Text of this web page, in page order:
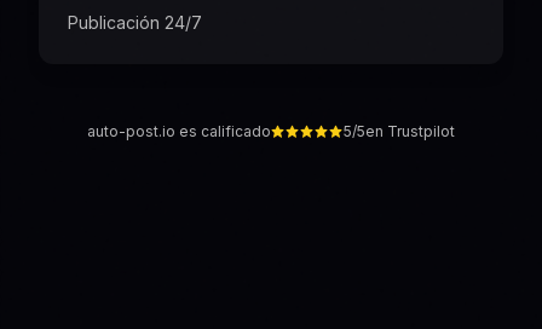
Publicación 24/7
auto-post.io es calificado 5/5en Trustpilot